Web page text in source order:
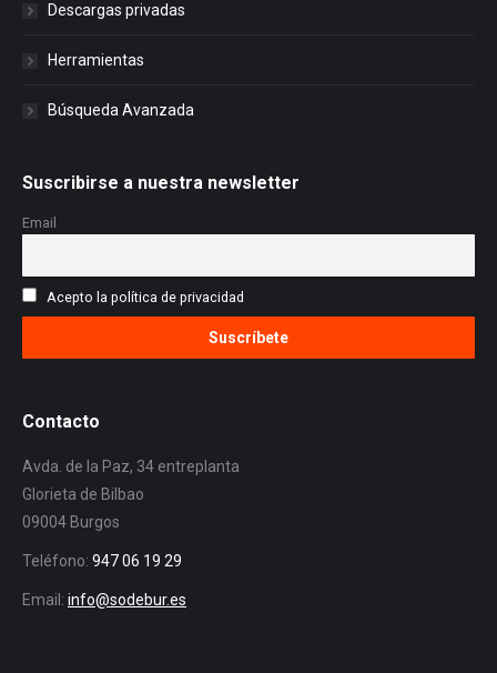
Descargas privadas
Herramientas
Búsqueda Avanzada
Suscribirse a nuestra newsletter
Email
Acepto la política de privacidad
Contacto
Avda. de la Paz, 34 entreplanta
Glorieta de Bilbao
09004 Burgos
Teléfono: 947 06 19 29
Email: info@sodebur.es